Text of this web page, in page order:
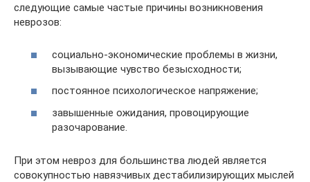
следующие самые частые причины возникновения
неврозов:
социально-экономические проблемы в жизни,
вызывающие чувство безысходности;
постоянное психологическое напряжение;
завышенные ожидания, провоцирующие
разочарование.
При этом невроз для большинства людей является
совокупностью навязчивых дестабилизирующих мыслей